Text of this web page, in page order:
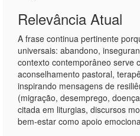
Relevância Atual
A frase continua pertinente
universais: abandono,
contexto contemporâneo serve
aconselhamento pastoral,
inspirando mensagens de
(migração, desemprego,
citada em liturgias, discursos
bem-estar como apoio